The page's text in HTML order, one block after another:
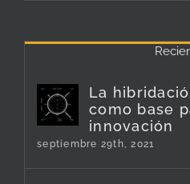
La
como base
innovación
septiembre 29th, 2021